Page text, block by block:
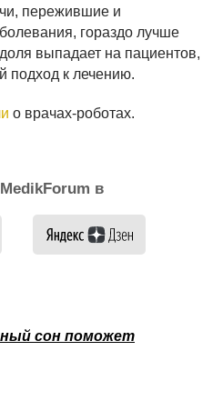
пережившие и
гораздо лучше
выпадает на пациентов,
подход к лечению.
о врачах-роботах.
в
сон поможет